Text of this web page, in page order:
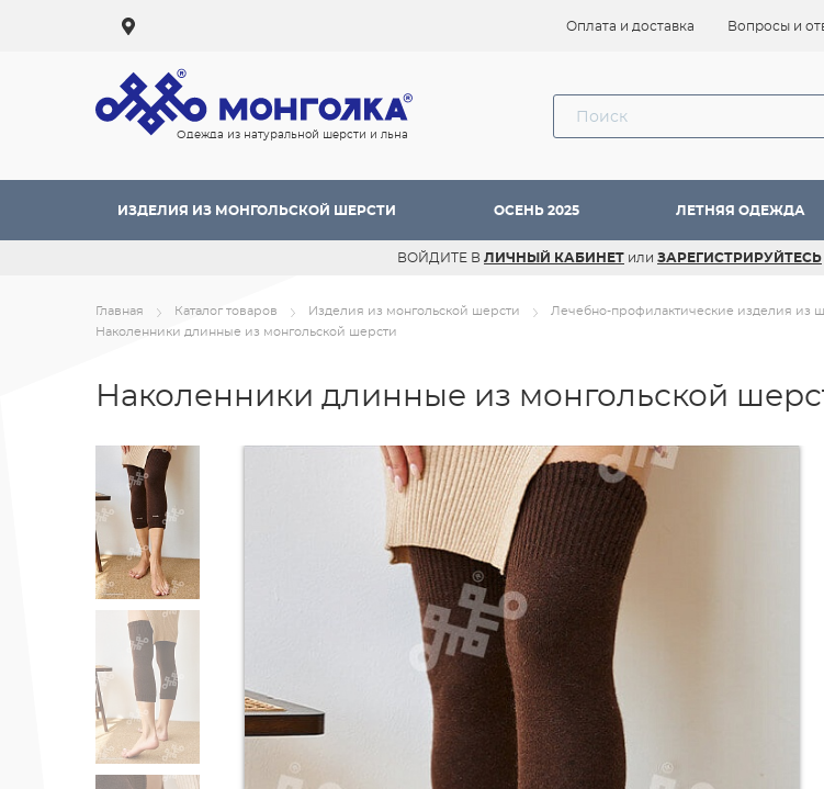
Оплата и доставка Вопросы и
Одежда из натуральной шерсти и льна
ИЗДЕЛИЯ ИЗ МОНГОЛЬСКОЙ ШЕРСТИ ОСЕНЬ 2025 ЛЕТНЯЯ ОДЕЖДА
ВОЙДИТЕ В ЛИЧНЫЙ КАБИНЕТ или ЗАРЕГИСТРИРУЙТЕСЬ
Главная Каталог товаров Изделия из монгольской шерсти Лечебно-профилактические изделия из
Наколенники длинные из монгольской шерсти
Наколенники длинные из монгольской